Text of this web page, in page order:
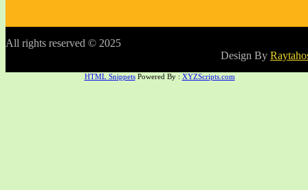
All rights reserved © 2025
Design By
HTML SnippetsPowered By : XYZScripts.com